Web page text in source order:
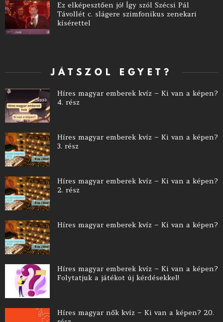
Ez elképesztően jó! Így szól Szécsi Pál
Távollét c. slágere szimfonikus zenekari
kísérettel
JÁTSZOL EGYET?
Híres magyar emberek kvíz – Ki van a képen?
4. rész
Híres magyar emberek kvíz – Ki van a képen?
3. rész
Híres magyar emberek kvíz – Ki van a képen?
2. rész
Híres magyar emberek kvíz – Ki van a képen?
Híres magyar emberek kvíz – Ki van a képen?
Folytatjuk a játékot új kérdésekkel!
Híres magyar nők kvíz – Ki van a képen? 20.